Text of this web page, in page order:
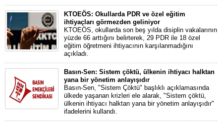
KTOEÖS: Okullarda PDR ve özel eğitim
ihtiyaçları görmezden geliniyor
KTOEÖS, okullarda son beş yılda disiplin vakalarının
yüzde 66 arttığını belirterek, 29 PDR ile 18 özel
eğitim öğretmeni ihtiyacının karşılanmadığını
açıkladı.
Basın-Sen: Sistem çöktü, ülkenin ihtiyacı halktan
yana bir yönetim anlayışıdır
Basın-Sen, "Sistem Çöktü" başlıklı açıklamasında
ülkede yaşanan krizleri ele alarak, "Sistem çöktü,
ülkenin ihtiyacı halktan yana bir yönetim anlayışıdır"
ifadelerini kullandı.